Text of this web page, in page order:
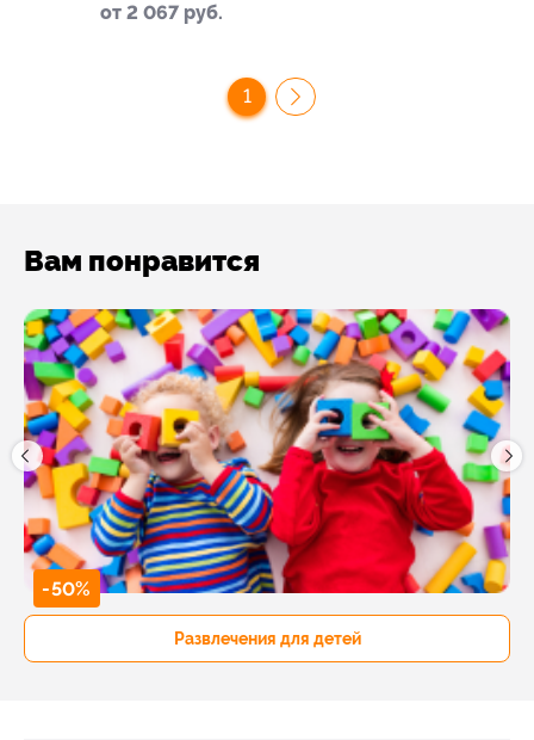
от 2 067 руб.
1
Вам понравится
-50%
Развлечения для детей